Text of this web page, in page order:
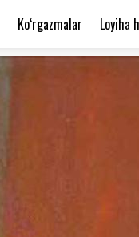
Loyiha
Ko‘rgazmalar